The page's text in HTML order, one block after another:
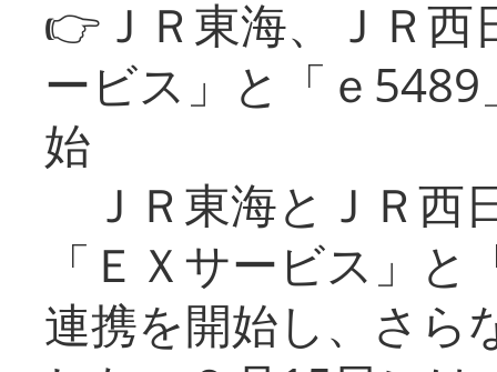
👉ＪＲ東海、ＪＲ
ービス」と「ｅ
始
ＪＲ東海とＪＲ西
「ＥＸサービス」
連携を開始し、さら